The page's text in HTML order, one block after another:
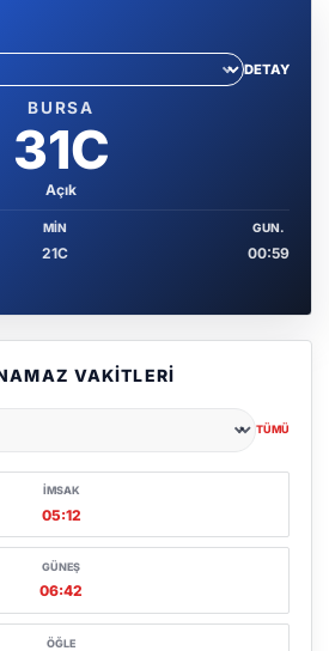
DETAY
BURSA
31C
Açık
MIN
21C
GUN.
00:59
VAKITLERI
TÜMÜ
İMSAK
05:12
GÜNEŞ
06:42
ÖĞLE